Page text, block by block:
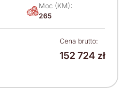
Moc (KM):
265
Cena brutto:
152 724 zł